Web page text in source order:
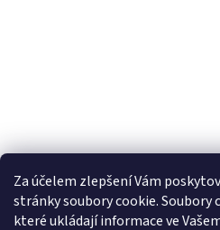
Za účelem zlepšení Vám
stránky soubory cookie. Soubory
které ukládají informace ve
Sledovat na Instagramu